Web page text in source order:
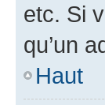
etc. Si
qu’un
Haut